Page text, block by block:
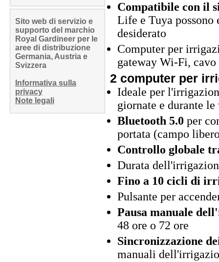
Sito web di servizio e
supporto del marchio
Royal Gardineer per le
aree di distribuzione
Germania, Austria e
Svizzera
Informativa sulla
privacy
Note legali
Compatibile con il
Life e Tuya possono
desiderato
Computer per
gateway Wi-Fi,
2 computer per
Ideale per
giornate e durante le
Bluetooth 5.0 per
portata (campo
Controllo globale
Durata
Fino a 10 cicli di
Pulsante per
Pausa manuale
48 ore o 72 ore
Sincronizzazione
manuali